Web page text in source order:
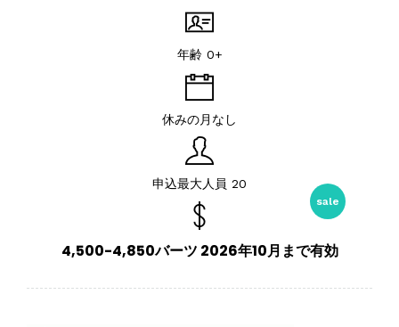
年齢 0+
休みの月なし
申込最大人員 20
sale
4,500-4,850バーツ 2026年10月まで有効